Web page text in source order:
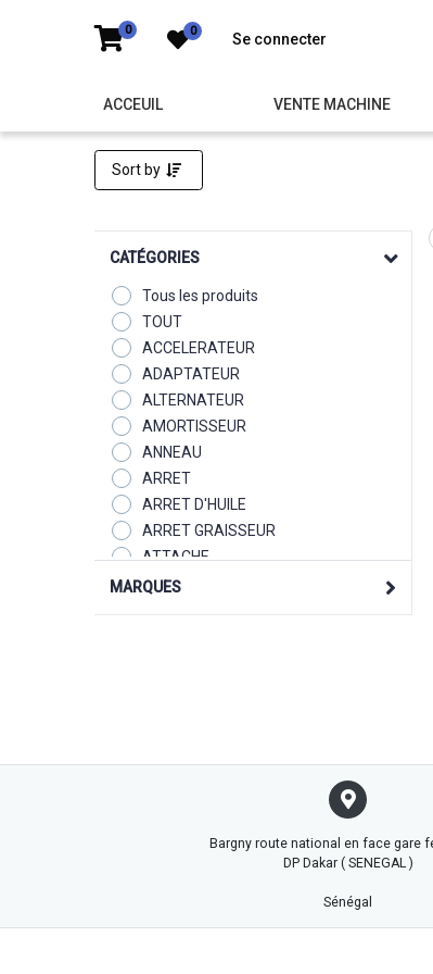
0 0 Se connecter
ACCEUIL VENTE MACHINE
Sort by
CATÉGORIES
Tous les produits
TOUT
ACCELERATEUR
ADAPTATEUR
ALTERNATEUR
AMORTISSEUR
ANNEAU
ARRET
ARRET D'HUILE
ARRET GRAISSEUR
ATTACHE
AXE
BOULLON
MARQUES
Bargny route national en face gare
DP Dakar ( SENEGAL )
Sénégal